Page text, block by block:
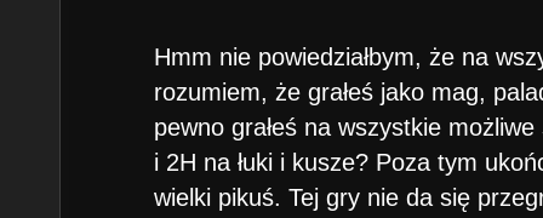
Hmm nie powiedziałbym, że na
rozumiem, że grałeś jako mag,
pewno grałeś na wszystkie
i 2H na łuki i kusze? Poza tym
wielki pikuś. Tej gry nie da się